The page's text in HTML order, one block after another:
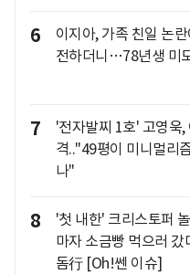
6
이지아, 가족 친일 논
전하더니…78년생 미
7
'전자발찌 1호' 고영욱,
격.."49평이 미니멀리
나"
8
'첫 내한' 크리스토퍼
마자 소금빵 먹으러 갔
돔行 [Oh!쎈 이슈]